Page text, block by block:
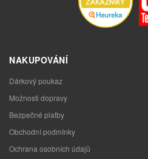
NAKUPOVÁNÍ
Dárkový poukaz
Možnosti dopravy
Bezpečné platby
Obchodní podmínky
Ochrana osobních údajů